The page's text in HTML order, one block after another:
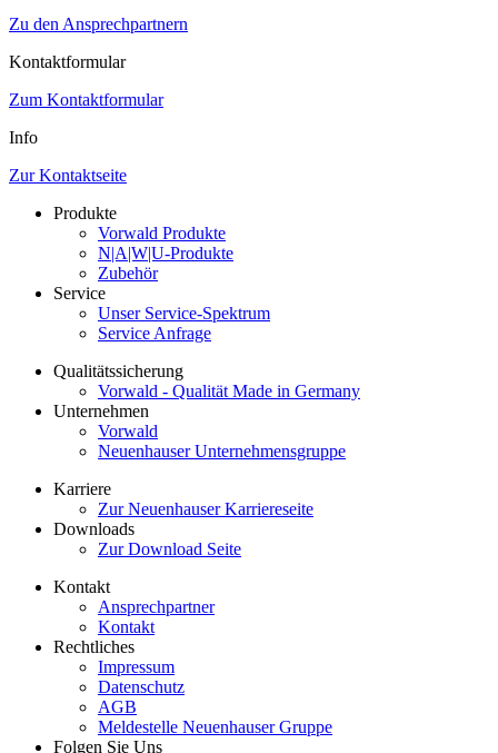
Zu den Ansprechpartnern
Kontaktformular
Zum Kontaktformular
Info
Zur Kontaktseite
Produkte
Vorwald Produkte
N|A|W|U-Produkte
Zubehör
Service
Unser Service-Spektrum
Service Anfrage
Qualitätssicherung
Vorwald - Qualität Made in Germany
Unternehmen
Vorwald
Neuenhauser Unternehmensgruppe
Karriere
Zur Neuenhauser Karriereseite
Downloads
Zur Download Seite
Kontakt
Ansprechpartner
Kontakt
Rechtliches
Impressum
Datenschutz
AGB
Meldestelle Neuenhauser Gruppe
Folgen Sie Uns